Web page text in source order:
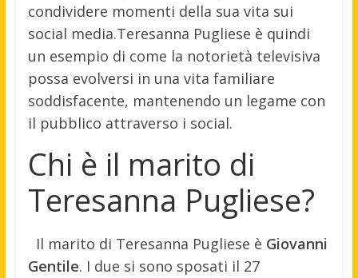
condividere momenti della sua vita sui
social media.Teresanna Pugliese è quindi
un esempio di come la notorietà televisiva
possa evolversi in una vita familiare
soddisfacente, mantenendo un legame con
il pubblico attraverso i social.
Chi è il marito di
Teresanna Pugliese?
Il marito di Teresanna Pugliese è Giovanni
Gentile. I due si sono sposati il 27